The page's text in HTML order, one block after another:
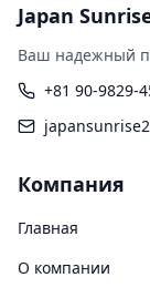
Japan
Ваш надежный
+81 90-9829-
Компания
Главная
О компании